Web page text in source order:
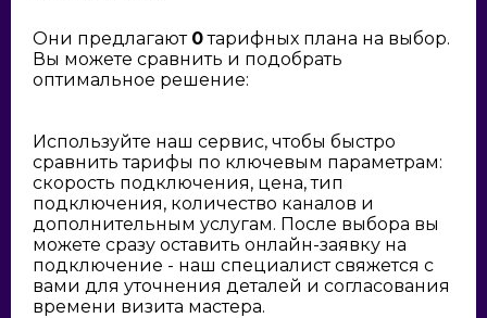
Они предлагают 0тарифных плана на выбор.
Вы можете сравнить и подобрать
оптимальное решение:
Используйте наш сервис, чтобы быстро
сравнить тарифы по ключевым параметрам:
скорость подключения, цена, тип
подключения, количество каналов и
дополнительным услугам. После выбора вы
можете сразу оставить онлайн-заявку на
подключение - наш специалист свяжется с
вами для уточнения деталей и согласования
времени визита мастера.